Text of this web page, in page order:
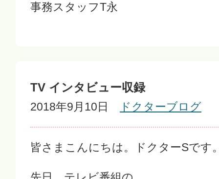
事務スタッフT永
TV インタビュー収録
2018年9月10日 ドクターブログ
皆さまこんにちは。ドクターSです